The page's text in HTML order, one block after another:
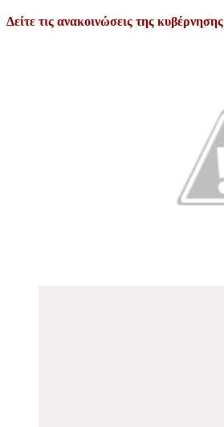
Δείτε τις ανακοινώσεις της κυβέρνησης